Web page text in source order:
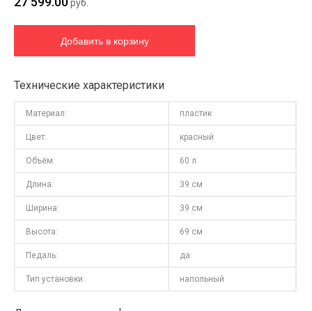
руб.
Технические характеристики
Материал: пластик
Цвет: красный
Объём: 60 л
Длина: 39 см
Ширина: 39 см
Высота: 69 см
Педаль: да
Тип установки: напольный